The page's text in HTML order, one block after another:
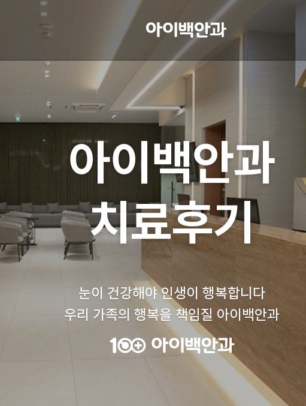
아이백안과
치료후기
눈이 건강해야 인생이 행복합니다
우리 가족의 행복을 책임질 아이백안과